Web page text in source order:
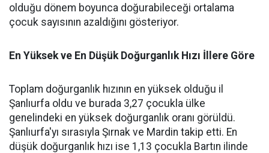
olduğu dönem boyunca doğurabileceği ortalama
çocuk sayısının azaldığını gösteriyor.
En Yüksek ve En Düşük Doğurganlık Hızı İllere Göre
Toplam doğurganlık hızının en yüksek olduğu il
Şanlıurfa oldu ve burada 3,27 çocukla ülke
genelindeki en yüksek doğurganlık oranı görüldü.
Şanlıurfa'yı sırasıyla Şırnak ve Mardin takip etti. En
düşük doğurganlık hızı ise 1,13 çocukla Bartın ilinde